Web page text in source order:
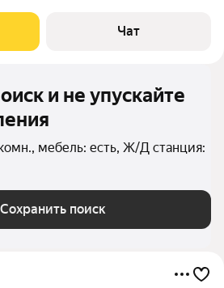
просторный гостевой
Чат
и не упускайте
мебель: есть, Ж/Д станция:
Сохранить поиск